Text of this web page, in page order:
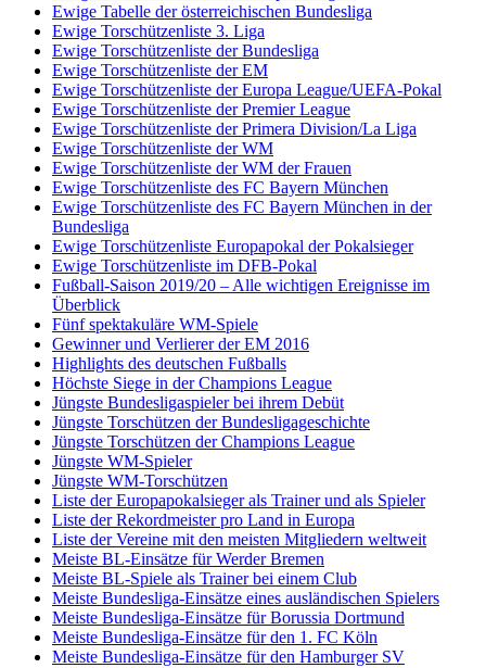
Ewige Tabelle der österreichischen Bundesliga
Ewige Torschützenliste 3. Liga
Ewige Torschützenliste der Bundesliga
Ewige Torschützenliste der EM
Ewige Torschützenliste der Europa League/UEFA-Pokal
Ewige Torschützenliste der Premier League
Ewige Torschützenliste der Primera Division/La Liga
Ewige Torschützenliste der WM
Ewige Torschützenliste der WM der Frauen
Ewige Torschützenliste des FC Bayern München
Ewige Torschützenliste des FC Bayern München in der
Bundesliga
Ewige Torschützenliste Europapokal der Pokalsieger
Ewige Torschützenliste im DFB-Pokal
Fußball-Saison 2019/20 – Alle wichtigen Ereignisse im
Überblick
Fünf spektakuläre WM-Spiele
Gewinner und Verlierer der EM 2016
Highlights des deutschen Fußballs
Höchste Siege in der Champions League
Jüngste Bundesligaspieler bei ihrem Debüt
Jüngste Torschützen der Bundesligageschichte
Jüngste Torschützen der Champions League
Jüngste WM-Spieler
Jüngste WM-Torschützen
Liste der Europapokalsieger als Trainer und als Spieler
Liste der Rekordmeister pro Land in Europa
Liste der Vereine mit den meisten Mitgliedern weltweit
Meiste BL-Einsätze für Werder Bremen
Meiste BL-Spiele als Trainer bei einem Club
Meiste Bundesliga-Einsätze eines ausländischen Spielers
Meiste Bundesliga-Einsätze für Borussia Dortmund
Meiste Bundesliga-Einsätze für den 1. FC Köln
Meiste Bundesliga-Einsätze für den Hamburger SV